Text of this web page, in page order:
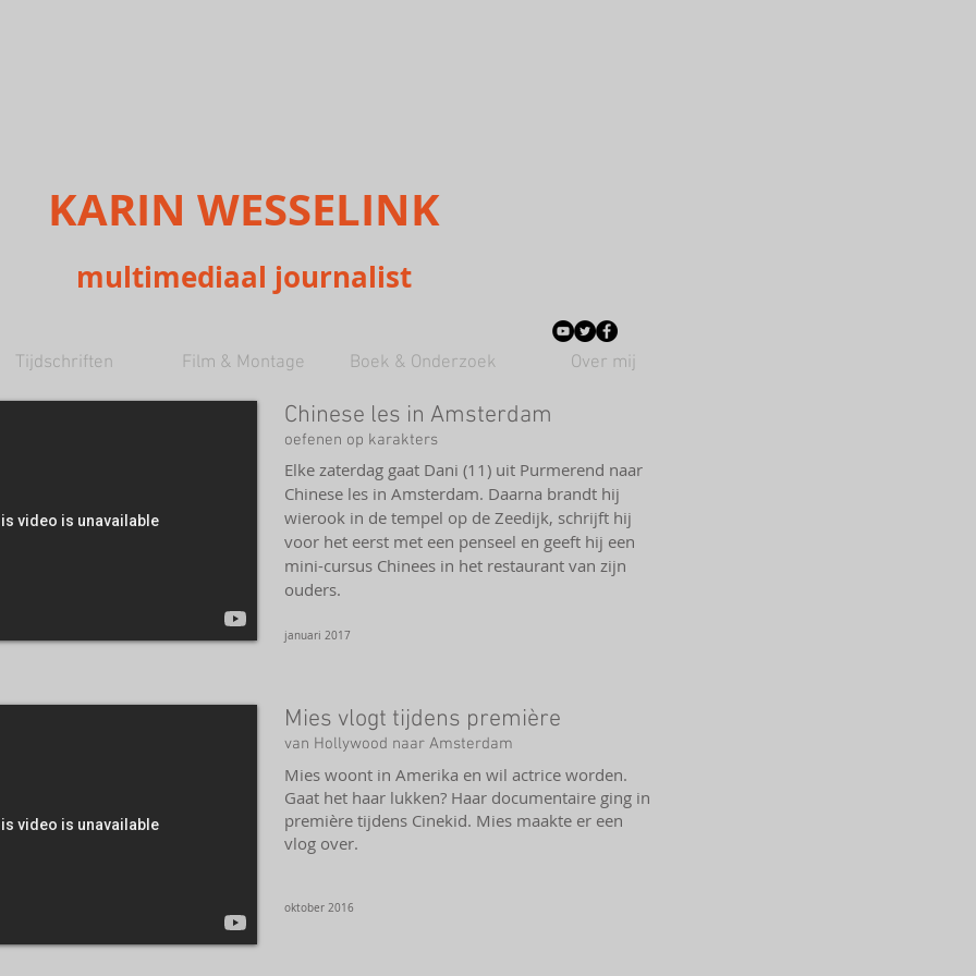
KARIN WESSELINK
multimediaal journalist
Tijdschriften Film & Montage Boek & Onderzoek Over mij
Chinese les in Amsterdam
oefenen op karakters
Elke zaterdag gaat Dani (11) uit Purmerend naar
Chinese les in Amsterdam. Daarna brandt hij
wierook in de tempel op de Zeedijk, schrijft hij
voor het eerst met een penseel en geeft hij een
mini-cursus Chinees in het restaurant van zijn
ouders.
januari 2017
Mies vlogt tijdens première
van Hollywood naar Amsterdam
Mies woont in Amerika en wil actrice worden.
Gaat het haar lukken? Haar documentaire ging in
première tijdens Cinekid. Mies maakte er een
vlog over.
oktober 2016